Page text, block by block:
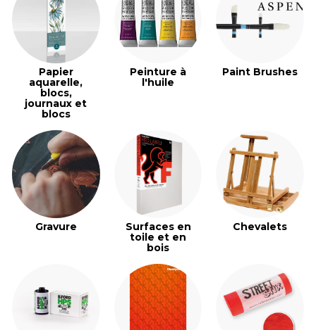
Papier
aquarelle,
blocs,
journaux et
blocs
Peinture à
l'huile
Paint Brushes
Gravure
Surfaces en
toile et en
bois
Chevalets